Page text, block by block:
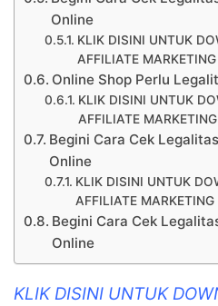
Online
KLIK DISINI UNTUK
AFFILIATE
Online Shop Perlu
KLIK DISINI UNTUK
AFFILIATE
Begini Cara Cek
Online
KLIK DISINI UNTUK
AFFILIATE
Begini Cara Cek
Online
KLIK DISINI UNTUK